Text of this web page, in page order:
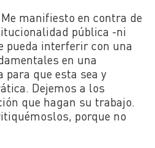
manifiesto en contra de
pública -ni
pueda interferir con una
en una
para que esta sea y
Dejemos a los
que hagan su trabajo.
porque no